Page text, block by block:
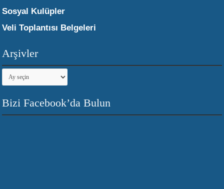
Sosyal Kulüpler
Veli Toplantısı Belgeleri
Arşivler
Arşivler
Bizi Facebook’da Bulun